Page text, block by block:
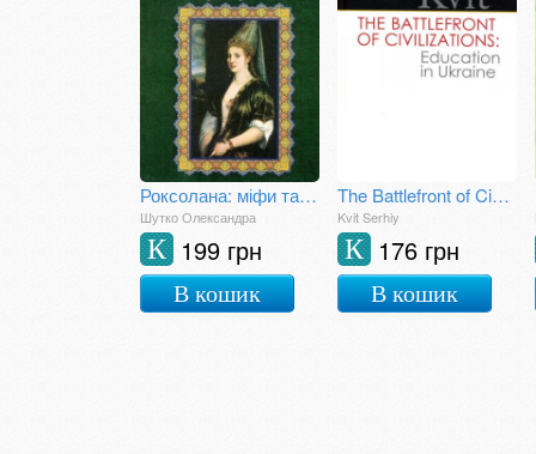
Роксолана: міфи та реалії
Шутко Олександра
199 грн
К
В кошик
The Battlefront of Civilizations: Education in Ukraine
Kvit Serhiy
176 грн
К
В кошик